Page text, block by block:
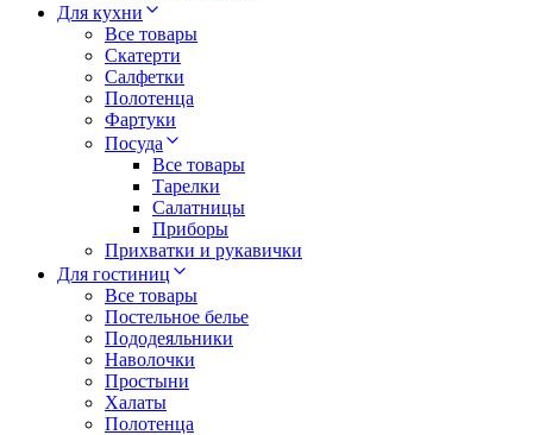
Для кухни
Все товары
Скатерти
Салфетки
Полотенца
Фартуки
Посуда
Все товары
Тарелки
Салатницы
Приборы
Прихватки и рукавички
Для гостиниц
Все товары
Постельное белье
Пододеяльники
Наволочки
Простыни
Халаты
Полотенца